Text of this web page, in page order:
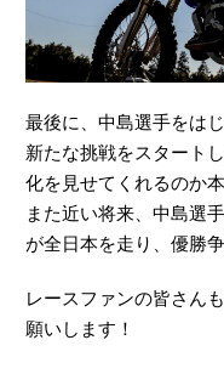
最後に、中島選手をは
新たな挑戦をスタート
化を見せてくれるのか
また近い将来、中島選
が全日本を走り、優勝
レースファンの皆さん
願いします！